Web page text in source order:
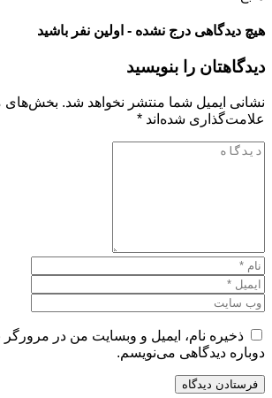
هیچ دیدگاهی درج نشده - اولین نفر باشید
دیدگاهتان را بنویسید
نشانی ایمیل شما منتشر نخواهد شد. بخش‌های
علامت‌گذاری شده‌اند *
ذخیره نام، ایمیل و وبسایت من در مرورگر
دوباره دیدگاهی می‌نویسم.